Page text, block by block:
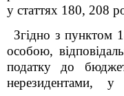
у статтях 180, 208
Згідно з пунктом
особою,
податку до
нерезидентами,